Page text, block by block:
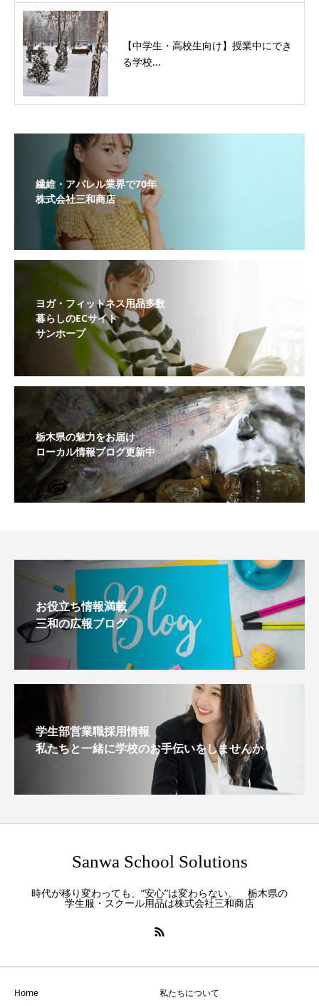
【中学生・高校生向け】授業中にでき
る学校...
繊維・アパレル業界で70年
株式会社三和商店
ヨガ・フィットネス用品多数
暮らしのECサイト
サンホープ
栃木県の魅力をお届け
ローカル情報ブログ更新中
お役立ち情報満載
三和の広報ブログ
学生部営業職採用情報
私たちと一緒に学校のお手伝いをしませんか？
Sanwa School Solutions
時代が移り変わっても、“安心”は変わらない。 栃木県の
学生服・スクール用品は株式会社三和商店
Home 私たちについて